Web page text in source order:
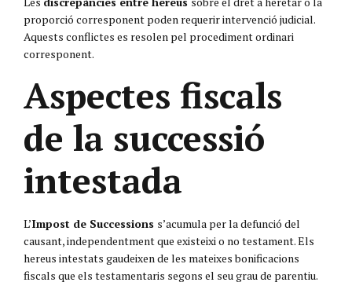
proporció corresponent poden requerir intervenció judicial.
Aquests conflictes es resolen pel procediment ordinari
corresponent.
Aspectes fiscals
de la successió
intestada
L’Impost de Successions s’acumula per la defunció del
causant, independentment que existeixi o no testament. Els
hereus intestats gaudeixen de les mateixes bonificacions
fiscals que els testamentaris segons el seu grau de parentiu.